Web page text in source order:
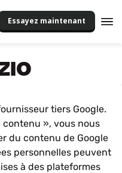
Essayez maintenant
tiers Google.
», vous nous
du contenu de Google
personnelles peuvent
à des plateformes